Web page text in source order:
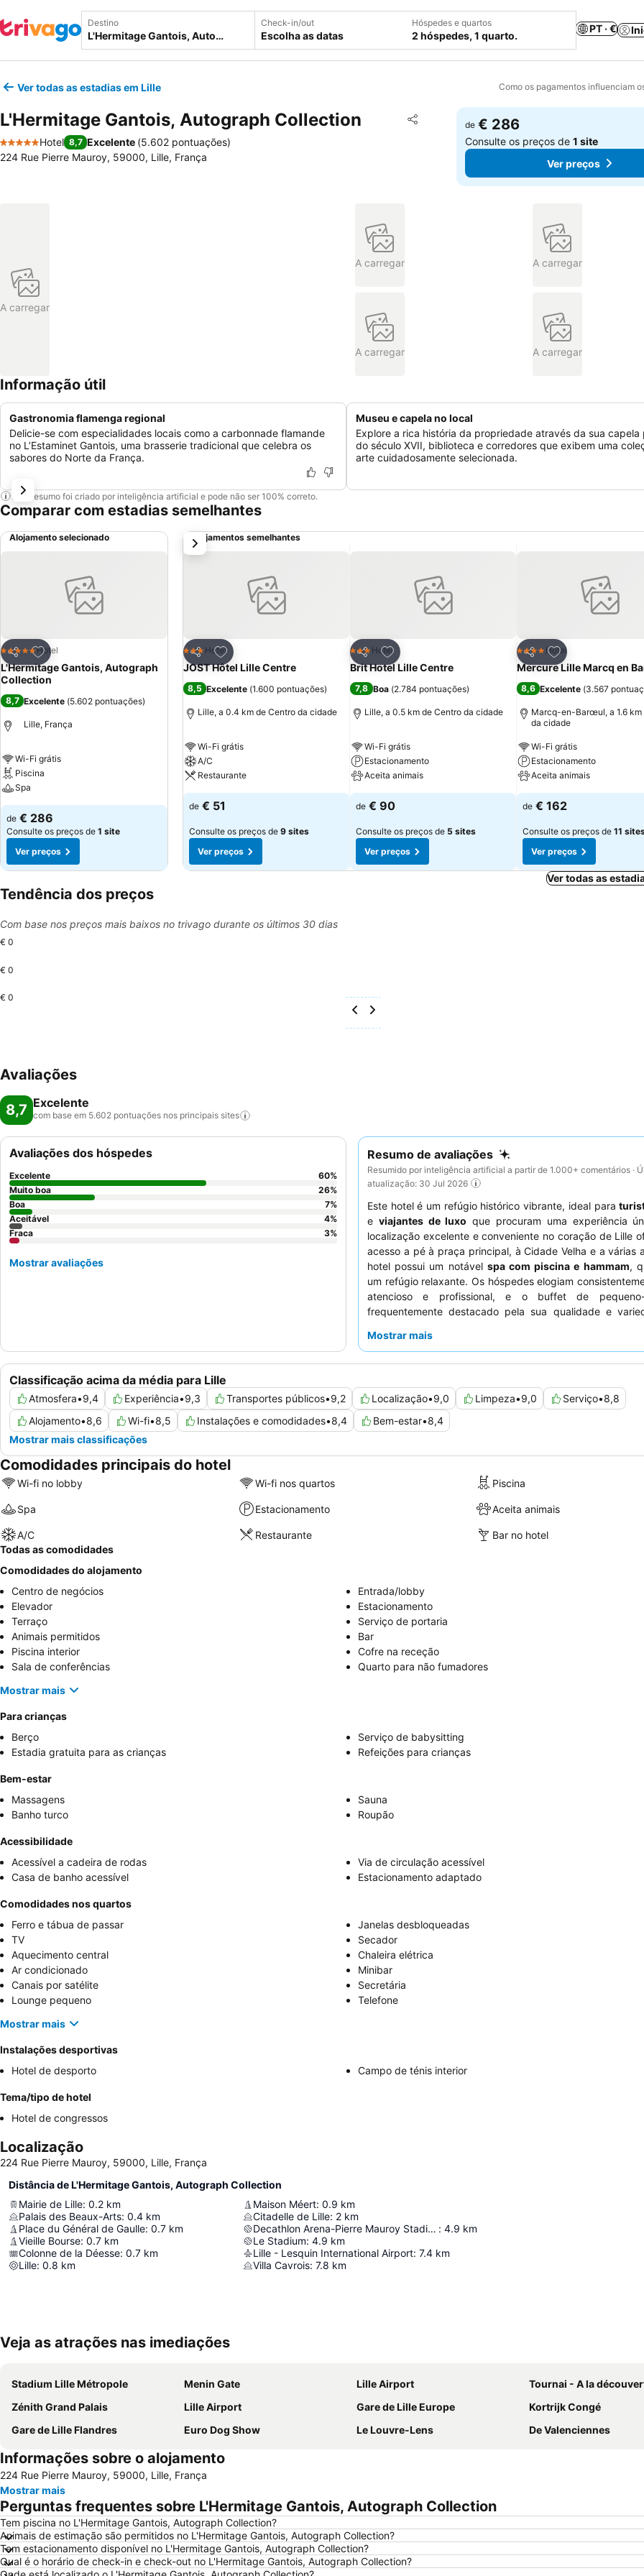
Destino Check-in/out
Escolha as datas
Hóspedes e quartos
2 hóspedes, 1 quarto.
PT · €
Ver todas as estadias em Lille Como os pagamentos influenciam
L'Hermitage Gantois, Autograph Collection Partilhar
Adicionar aos favoritos
5 Estrelas
Hotel 8,7 Excelente (5.602 pontuações)
224 Rue Pierre Mauroy, 59000, Lille, França
de € 286
Consulte os preços de1 site
Ver preços
A carregar
A carregar A carregar
A carregar A carregar
Informação útil
Gastronomia flamenga regional
Delicie-se com especialidades locais como a carbonnade flamande
no L’Estaminet Gantois, uma brasserie tradicional que celebra os
sabores do Norte da França.
Museu e capela no local
Explore a rica história da propriedade através da sua capela
do século XVII, biblioteca e corredores que exibem uma
arte cuidadosamente selecionada.
Este resumo foi criado por inteligência artificial e pode não ser 100% correto.
Comparar com estadias semelhantes
Alojamento selecionado
Partilhar
Adicionar aos favoritos
5 EstrelasHotel
L'Hermitage Gantois, Autograph
Collection
8,7 Excelente (5.602 pontuações)
Lille, França
Wi-Fi grátis
Piscina
Spa
de € 286
Consulte os preços de 1 site
Ver preços
Alojamentos semelhantes
Partilhar
Adicionar aos favoritos
3 Estrelas
Hotel
JOST Hôtel Lille Centre
8,5 Excelente (1.600 pontuações)
Lille, a 0.4 km de Centro da cidade
Wi-Fi grátis
A/C
Restaurante
de € 51
Consulte os preços de 9 sites
Ver preços
Partilhar
Adicionar aos favoritos
3 Estrelas
Hotel
Brit Hotel Lille Centre
7,8 Boa (2.784 pontuações)
Lille, a 0.5 km de Centro da cidade
Wi-Fi grátis
Estacionamento
Aceita animais
de € 90
Consulte os preços de 5 sites
Ver preços
Partilhar
Adicionar aos
4 EstrelasHotel
Mercure Lille Marcq en
8,6 Excelente (3.567
Marcq-en-Barœul, a 1.6 km
da cidade
Wi-Fi grátis
Estacionamento
Aceita animais
de € 162
Consulte os preços de 11
Ver preços
próximo
Ver todas as
Tendência dos preços
Com base nos preços mais baixos no trivago durante os últimos 30 dias
€ 0
€ 0
€ 0
Avaliações
8,7 Excelente
com base em 5.602 pontuações nos principais sites
Resumo de avaliações
Resumido por inteligência artificial a partir de 1.000+ comentários ·
atualização: 30 Jul 2026
Este hotel é um refúgio histórico vibrante, ideal para
e viajantes de luxo que procuram uma experiência
localização excelente e conveniente no coração de Lille
acesso a pé à praça principal, à Cidade Velha e a várias
hotel possui um notável spa com piscina e hammam,
um refúgio relaxante. Os hóspedes elogiam
atencioso e profissional, e o buffet de
frequentemente destacado pela sua qualidade e
Mostrar mais
Classificação acima da média para Lille
Atmosfera•9,4 Experiência•9,3 Transportes públicos•9,2 Localização•9,0 Limpeza•9,0 Serviço•8,8
Alojamento•8,6 Wi-fi•8,5 Instalações e comodidades•8,4 Bem-estar•8,4
Mostrar mais classificações
Avaliações dos hóspedes
Excelente 60%
Muito boa
26%
Boa
7%
Aceitável
4%
Fraca
3%
Mostrar avaliações
Comodidades principais do hotel
Wi-fi no lobby Wi-fi nos quartos Piscina
Spa Estacionamento Aceita animais
A/C Restaurante
Bar no hotel
Todas as comodidades
Comodidades do alojamento
Centro de negócios
Entrada/lobby
Elevador
Estacionamento
Terraço
Serviço de portaria
Animais permitidos
Bar
Piscina interior
Cofre na receção
Sala de conferências
Quarto para não fumadores
Mostrar mais
Para crianças
Berço
Serviço de babysitting
Estadia gratuita para as crianças
Refeições para crianças
Bem-estar
Massagens
Sauna
Banho turco
Roupão
Acessibilidade
Acessível a cadeira de rodas
Via de circulação acessível
Casa de banho acessível
Estacionamento adaptado
Comodidades nos quartos
Ferro e tábua de passar
Janelas desbloqueadas
TV
Secador
Aquecimento central
Chaleira elétrica
Ar condicionado
Minibar
Canais por satélite
Secretária
Lounge pequeno
Telefone
Mostrar mais
Instalações desportivas
Hotel de desporto
Campo de ténis interior
Tema/tipo de hotel
Hotel de congressos
Localização
224 Rue Pierre Mauroy, 59000, Lille, França
Distância de L'Hermitage Gantois, Autograph Collection
Mairie de Lille: 0.2 km
Palais des Beaux-Arts: 0.4 km
Place du Général de Gaulle: 0.7 km
Vieille Bourse: 0.7 km
Colonne de la Déesse: 0.7 km
Lille: 0.8 km
Maison Méert: 0.9 km
Citadelle de Lille: 2 km
Decathlon Arena-Pierre Mauroy Stadium : 4.9 km
Le Stadium: 4.9 km
Lille - Lesquin International Airport: 7.4 km
Villa Cavrois: 7.8 km
Veja as atrações nas imediações
Stadium Lille Métropole Menin Gate Lille Airport
Tournai - A la découverte
Zénith Grand Palais
Lille Airport Gare de Lille Europe
Kortrijk Congé
Gare de Lille Flandres
Euro Dog Show Le Louvre-Lens De Valenciennes
Informações sobre o alojamento
224 Rue Pierre Mauroy, 59000, Lille, França
Mostrar mais
Perguntas frequentes sobre L'Hermitage Gantois, Autograph Collection
Tem piscina no L'Hermitage Gantois, Autograph Collection?
Animais de estimação são permitidos no L'Hermitage Gantois, Autograph Collection?
Tem estacionamento disponível no L'Hermitage Gantois, Autograph Collection?
Qual é o horário de check-in e check-out no L'Hermitage Gantois, Autograph Collection?